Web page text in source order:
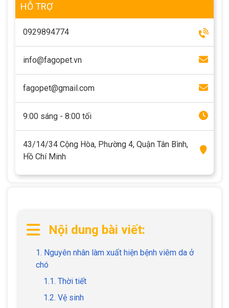
Nội dung bài viết:
1. Nguyên nhân làm xuất hiện bệnh viêm da ở
chó
1.1. Thời tiết
1.2. Vệ sinh
HỖ TRỢ
0929894774
info@fagopet.vn
fagopet@gmail.com
9:00 sáng - 8:00 tối
43/14/34 Cộng Hòa, Phường 4, Quận Tân Bình,
Hồ Chí Minh